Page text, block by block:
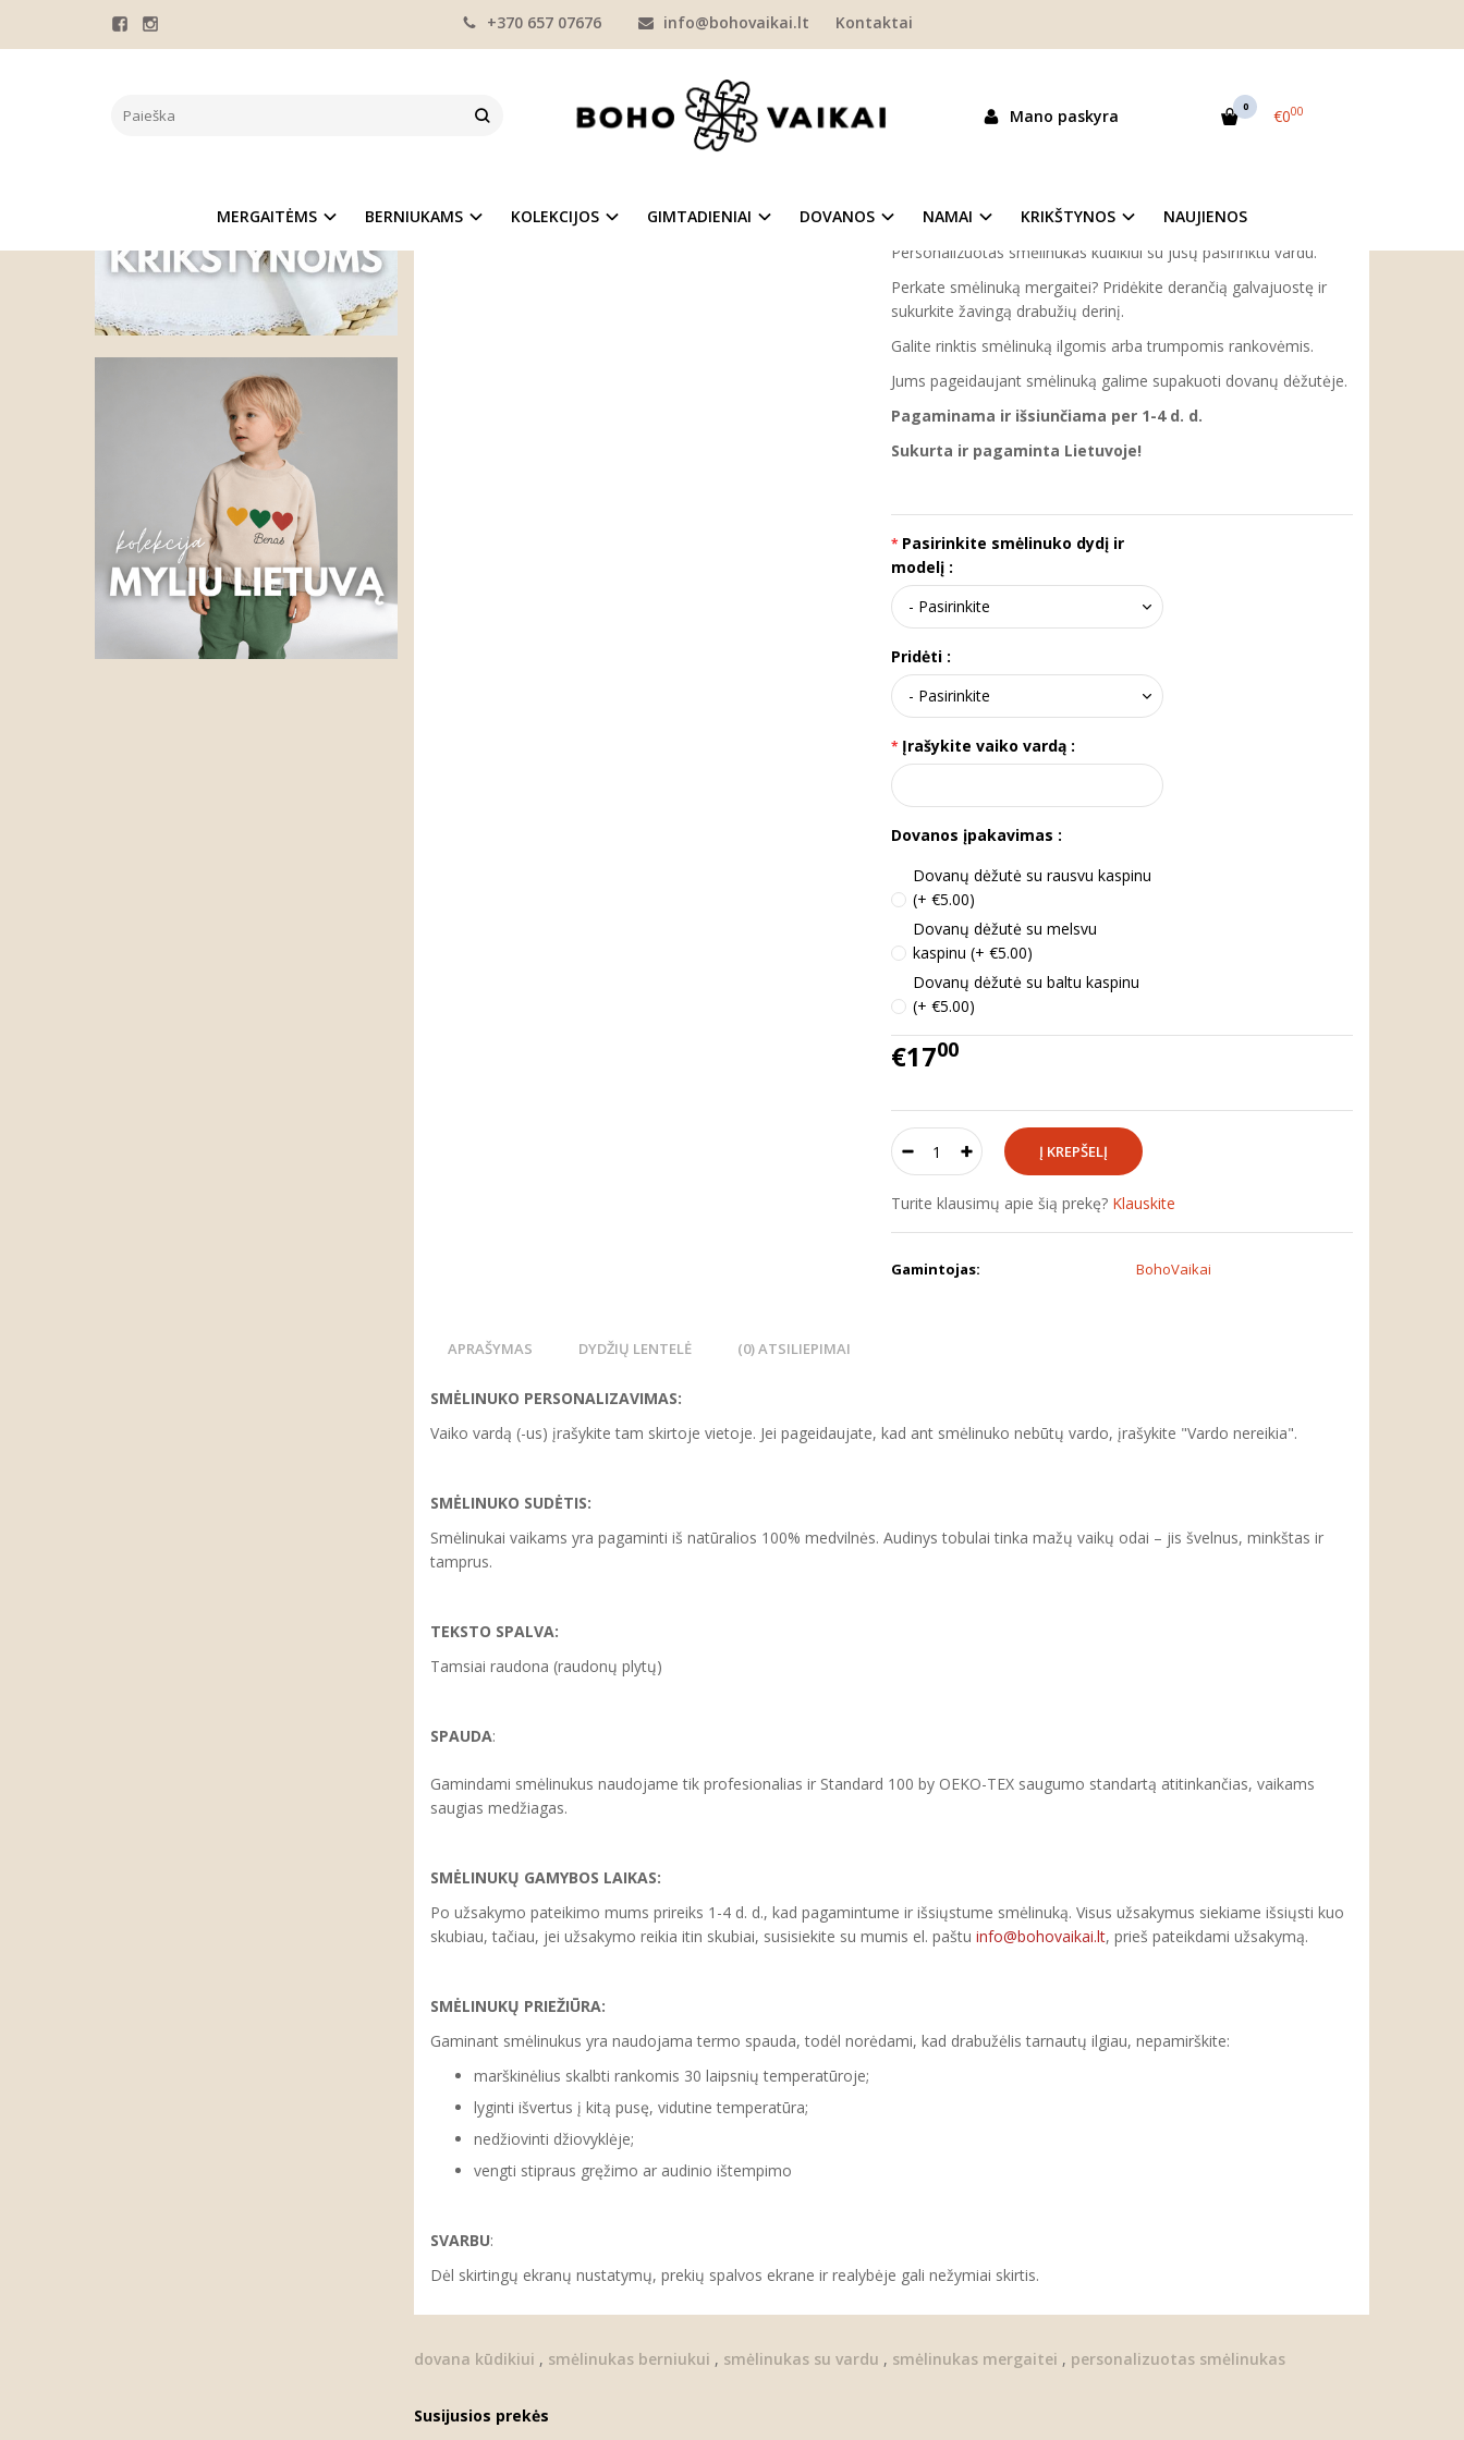
+370 657 07676 info@bohovaikai.lt Kontaktai
Mano paskyra 0 €000
MERGAITĖMS BERNIUKAMS KOLEKCIJOS GIMTADIENIAI DOVANOS NAMAI KRIKŠTYNOS NAUJIENOS
PERSONALIZUOTAS SMĖLINUKAS KŪDIKIUI SU VARDU "BOHO LIŪTAS"
Personalizuotas smėlinukas kūdikiui su jūsų pasirinktu vardu.
Perkate smėlinuką mergaitei? Pridėkite derančią galvajuostę ir
sukurkite žavingą drabužių derinį.
Galite rinktis smėlinuką ilgomis arba trumpomis rankovėmis.
Jums pageidaujant smėlinuką galime supakuoti dovanų dėžutėje.
Pagaminama ir išsiunčiama per 1-4 d. d.
Sukurta ir pagaminta Lietuvoje!
Pasirinkite smėlinuko dydį ir
modelį :
Pridėti :
Įrašykite vaiko vardą :
Dovanos įpakavimas :
Dovanų dėžutė su rausvu kaspinu
(+ €5.00)
Dovanų dėžutė su melsvu
kaspinu (+ €5.00)
Dovanų dėžutė su baltu kaspinu
(+ €5.00)
€1700
Turite klausimų apie šią prekę? Klauskite
Gamintojas: BohoVaikai
APRAŠYMAS DYDŽIŲ LENTELĖ (0) ATSILIEPIMAI
SMĖLINUKO PERSONALIZAVIMAS:
Vaiko vardą (-us) įrašykite tam skirtoje vietoje. Jei pageidaujate, kad ant smėlinuko nebūtų vardo, įrašykite "Vardo nereikia".
SMĖLINUKO SUDĖTIS:
Smėlinukai vaikams yra pagaminti iš natūralios 100% medvilnės. Audinys tobulai tinka mažų vaikų odai – jis švelnus, minkštas ir
tamprus.
TEKSTO SPALVA:
Tamsiai raudona (raudonų plytų)
SPAUDA:
Gamindami smėlinukus naudojame tik profesionalias ir Standard 100 by OEKO-TEX saugumo standartą atitinkančias, vaikams
saugias medžiagas.
SMĖLINUKŲ GAMYBOS LAIKAS:
Po užsakymo pateikimo mums prireiks 1-4 d. d., kad pagamintume ir išsiųstume smėlinuką. Visus užsakymus siekiame išsiųsti kuo
skubiau, tačiau, jei užsakymo reikia itin skubiai, susisiekite su mumis el. paštu info@bohovaikai.lt, prieš pateikdami užsakymą.
SMĖLINUKŲ PRIEŽIŪRA:
Gaminant smėlinukus yra naudojama termo spauda, todėl norėdami, kad drabužėlis tarnautų ilgiau, nepamirškite:
marškinėlius skalbti rankomis 30 laipsnių temperatūroje;
lyginti išvertus į kitą pusę, vidutine temperatūra;
nedžiovinti džiovyklėje;
vengti stipraus gręžimo ar audinio ištempimo
SVARBU:
Dėl skirtingų ekranų nustatymų, prekių spalvos ekrane ir realybėje gali nežymiai skirtis.
dovana kūdikiui , smėlinukas berniukui , smėlinukas su vardu , smėlinukas mergaitei , personalizuotas smėlinukas
Susijusios prekės